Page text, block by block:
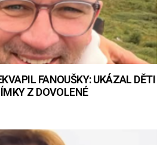
FANOUŠKY: UKÁZAL DĚTI
Z DOVOLENÉ